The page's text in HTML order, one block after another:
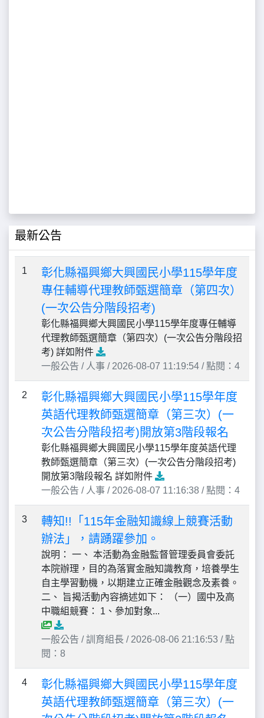
最新公告
1
彰化縣福興鄉大興國民小學115學年度
專任輔導代理教師甄選簡章（第四次）
(一次公告分階段招考)
彰化縣福興鄉大興國民小學115學年度專任輔導
代理教師甄選簡章（第四次）(一次公告分階段招
考) 詳如附件
一般公告 / 人事 / 2026-08-07 11:19:54 / 點閱：4
2
彰化縣福興鄉大興國民小學115學年度
英語代理教師甄選簡章（第三次）(一
次公告分階段招考)開放第3階段報名
彰化縣福興鄉大興國民小學115學年度英語代理
教師甄選簡章（第三次）(一次公告分階段招考)
開放第3階段報名 詳如附件
一般公告 / 人事 / 2026-08-07 11:16:38 / 點閱：4
3
轉知!!「115年金融知識線上競賽活動
辦法」，請踴躍參加。
說明： 一、 本活動為金融監督管理委員會委託
本院辦理，目的為落實金融知識教育，培養學生
自主學習動機，以期建立正確金融觀念及素養。
二、 旨揭活動內容摘述如下： （一）國中及高
中職組競賽： 1、參加對象...
一般公告 / 訓育組長 / 2026-08-06 21:16:53 / 點
閱：8
4
彰化縣福興鄉大興國民小學115學年度
英語代理教師甄選簡章（第三次）(一